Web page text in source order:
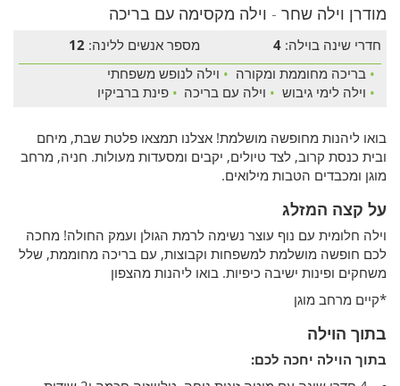
מודרן וילה שחר - וילה מקסימה עם בריכה
חדרי שינה בוילה: 4 מספר אנשים ללינה: 12
• בריכה מחוממת ומקורה • וילה לנופש משפחתי
• וילה לימי גיבוש • וילה עם בריכה • פינת ברביקיו
בואו ליהנות מחופשה מושלמת! אצלנו תמצאו פלטת שבת, מיחם
ובית כנסת קרוב, לצד טיולים, יקבים ומסעדות מעולות. חניה, מרחב
מוגן ומכבדים הטבות מילואים.
על קצה המזלג
וילה חלומית עם נוף עוצר נשימה לרמת הגולן ועמק החולה! מחכה
לכם חופשה מושלמת למשפחות וקבוצות, עם בריכה מחוממת, שלל
משחקים ופינות ישיבה כיפיות. בואו ליהנות מהצפון
*קיים מרחב מוגן
בתוך הוילה
בתוך הוילה יחכה לכם: